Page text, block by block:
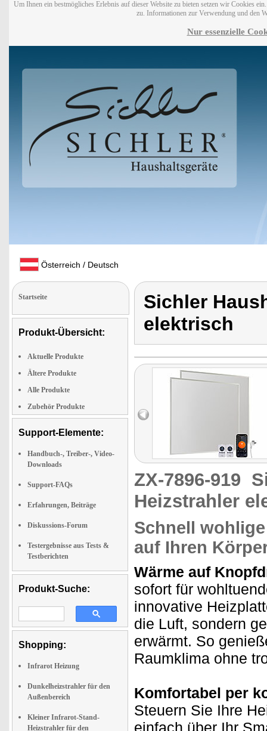
Um Ihnen ein bestmögliches Erlebnis auf dieser Website zu bieten setzen wir Cookies
zu. Informationen zur Verwendung und den
Nur essenzielle
Österreich / Deutsch
Startseite
Produkt-Übersicht:
Aktuelle Produkte
Ältere Produkte
Alle Produkte
Zubehör Produkte
Support-Elemente:
Handbuch-, Treiber-, Video-
Downloads
Support-FAQs
Erfahrungen, Beiträge
Diskussions-Forum
Testergebnisse aus Tests &
Testberichten
Produkt-Suche:
Shopping:
Infrarot Heizung
Dunkelheizstrahler für den
Außenbereich
Kleiner Infrarot-Stand-
Heizstrahler für den
Sichler
elektrisch
ZX-7896-919
Heizstrahler
Schnell
auf Ihren
Wärme auf
sofort für
innovative
die Luft, sondern
erwärmt. So
Raumklima ohne
Komfortabel per
Steuern Sie Ihre
einfach über Ihr